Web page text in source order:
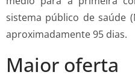
sistema público de saúde
aproximadamente 95 dias.
Maior oferta